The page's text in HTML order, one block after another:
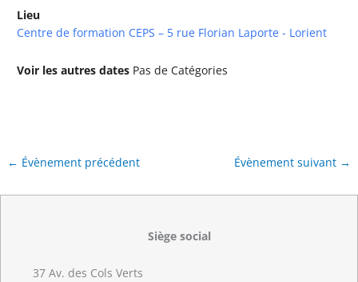
Lieu
Centre de formation CEPS – 5 rue Florian Laporte - Lorient
Voir les autres dates Pas de Catégories
← Évènement précédent Évènement suivant →
Siège social
37 Av. des Cols Verts